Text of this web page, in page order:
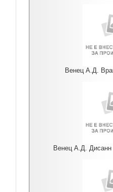
Венец А.Д.
Венец А.Д. Дисанн